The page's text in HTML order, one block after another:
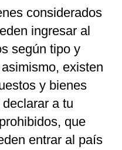
considerados
ingresar al
según tipo y
existen
y bienes
a tu
que
entrar al país